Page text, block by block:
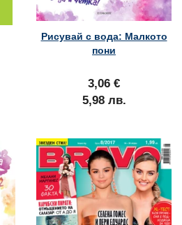
Рисувай с вода: Малкото
пони
3,06 €
5,98 лв.